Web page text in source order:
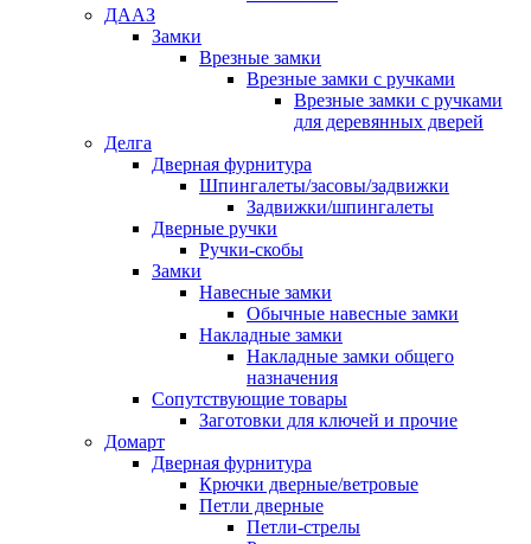
ДААЗ
Замки
Врезные замки
Врезные замки с ручками
Врезные замки с ручками
для деревянных дверей
Делга
Дверная фурнитура
Шпингалеты/засовы/задвижки
Задвижки/шпингалеты
Дверные ручки
Ручки-скобы
Замки
Навесные замки
Обычные навесные замки
Накладные замки
Накладные замки общего
назначения
Сопутствующие товары
Заготовки для ключей и прочие
Домарт
Дверная фурнитура
Крючки дверные/ветровые
Петли дверные
Петли-стрелы